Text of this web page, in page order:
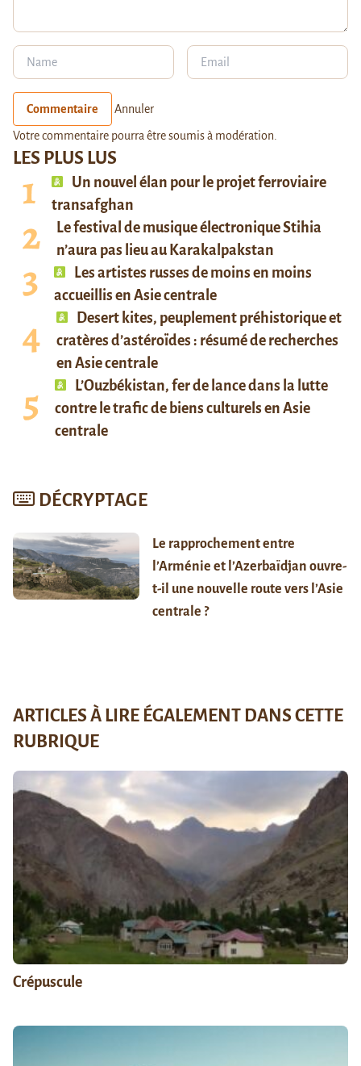
LES PLUS LUS
Un nouvel élan pour le projet ferroviaire
transafghan
Le festival de musique électronique Stihia
n’aura pas lieu au Karakalpakstan
Les artistes russes de moins en moins
accueillis en Asie centrale
Desert kites, peuplement préhistorique et
cratères d’astéroïdes : résumé de recherches
en Asie centrale
L’Ouzbékistan, fer de lance dans la lutte
contre le trafic de biens culturels en Asie
centrale
DÉCRYPTAGE
Le rapprochement entre
l’Arménie et l’Azerbaïdjan ouvre-
t-il une nouvelle route vers l’Asie
centrale ?
Commentaire Annuler
Votre commentaire pourra être soumis à modération.
ARTICLES À LIRE ÉGALEMENT DANS CETTE
RUBRIQUE
Crépuscule